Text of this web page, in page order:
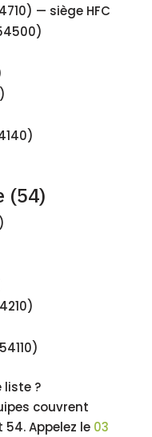
— siège HFC
(54)
liste ?
couvrent
Appelez le 03